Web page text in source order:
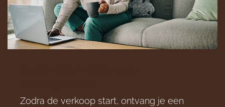
Zodra de verkoop start, ontvang je een